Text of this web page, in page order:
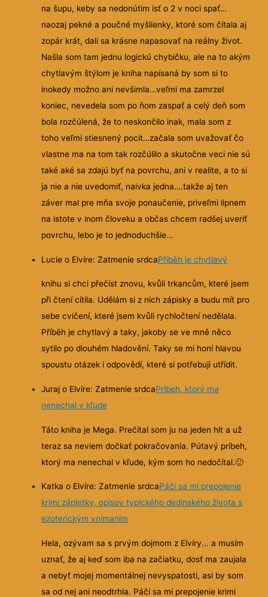
na šupu, keby sa nedonútim ísť o 2 v noci spať…
naozaj pekné a poučné myšlienky, ktoré som čítala aj
zopár krát, dali sa krásne napasovať na reálny život.
Našla som tam jednu logickú chybičku, ale na to akým
chytlavým štýlom je kniha napísaná by som si to
inokedy možno ani nevšimla…veľmi ma zamrzel
koniec, nevedela som po ňom zaspať a celý deň som
bola rozčúlená, že to neskončilo inak, mala som z
toho veľmi stiesnený pocit…začala som uvažovať čo
vlastne ma na tom tak rozčúlilo a skutočne veci nie sú
také aké sa zdajú byť na povrchu, ani v realite, a to si
ja nie a nie uvedomiť, naivka jedna….takže aj ten
záver mal pre mňa svoje ponaučenie, priveľmi lipnem
na istote v inom človeku a občas chcem radšej uveriť
povrchu, lebo je to jednoduchšie…
Lucie o Elvíre: Zatmenie srdcaPříběh je chytlavý
knihu si chci přečíst znovu, kvůli trkancům, které jsem
při čtení cítila. Udělám si z nich zápisky a budu mít pro
sebe cvičení, které jsem kvůli rychločtení nedělala.
Příběh je chytlavý a taky, jakoby se ve mně něco
sytilo po dlouhém hladovění. Taky se mi honí hlavou
spoustu otázek i odpovědí, které si potřebuji utřídit.
Juraj o Elvíre: Zatmenie srdcaPríbeh, ktorý ma
nenechal v kľude
Táto kniha je Mega. Prečítal som ju na jeden hlt a už
teraz sa neviem dočkať pokračovania. Pútavý príbeh,
ktorý ma nenechal v kľude, kým som ho nedočítal.🙂
Katka o Elvíre: Zatmenie srdcaPáči sa mi prepojenie
krimi zápletky, opisov typického dedinského života s
ezoterickým vnímaním
Hela, ozývam sa s prvým dojmom z Elvíry... a musím
uznať, že aj keď som iba na začiatku, dosť ma zaujala
a nebyť mojej momentálnej nevyspatosti, asi by som
sa od nej ani neodtrhla. Páči sa mi prepojenie krimi